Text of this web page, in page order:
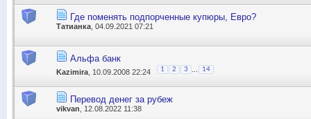
Где поменять подпорченные купюры, Евро?
Татианка , 04.09.2021 07:21
Альфа банк
Kazimira , 10.09.2008 22:24 1 2 3 14
Перевод денег за рубеж
vikvan , 12.08.2022 11:38